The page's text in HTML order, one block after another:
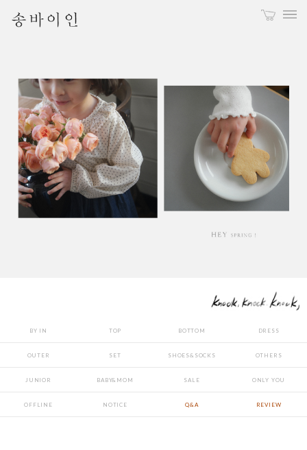
BY IN TOP BOTTOM DRESS
OUTER SET SHOES&SOCKS OTHERS
JUNIOR BABY&MOM SALE ONLY YOU
OFFLINE NOTICE Q&A REVIEW